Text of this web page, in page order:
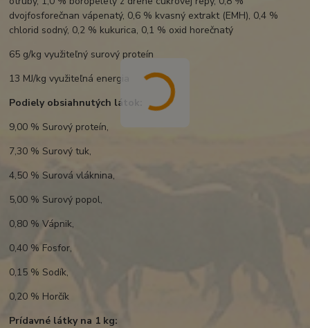
dvojfosforečnan vápenatý, 0,6 % kvasný extrakt (EMH), 0,4 %
chlorid sodný, 0,2 % kukurica, 0,1 % oxid horečnatý
65 g/kg využiteľný surový proteín
13 MJ/kg využiteľná energia
Podiely obsiahnutých látok:
9,00 % Surový proteín,
7,30 % Surový tuk,
4,50 % Surová vláknina,
5,00 % Surový popol,
0,80 % Vápnik,
0,40 % Fosfor,
0,15 % Sodík,
0,20 % Horčík
Prídavné látky na 1 kg: